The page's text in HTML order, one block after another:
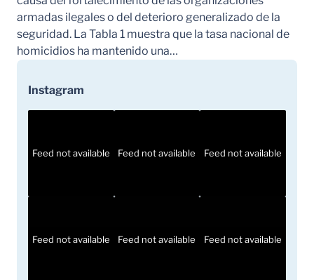
armadas ilegales o del deterioro generalizado de la
seguridad. La Tabla 1 muestra que la tasa nacional de
homicidios ha mantenido una…
Instagram
Feed not available Feed not available Feed not available
Feed not available Feed not available Feed not available